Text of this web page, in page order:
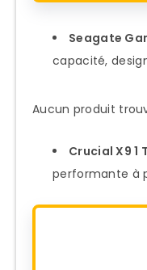
Seagate
capacité,
Aucun produit
Crucial X9 1
performante à